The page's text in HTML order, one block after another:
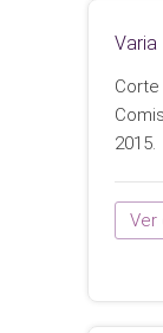
Varia
2015.
Ver